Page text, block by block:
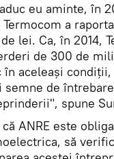
eu aminte, în
a
lei. Ca, în 2014,
de 300 de
în aceleași
semne de
spune
ANRE este
să